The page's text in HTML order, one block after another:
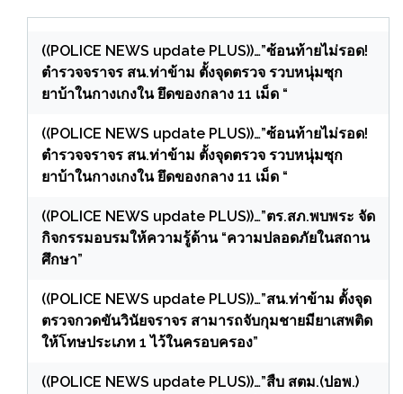
((POLICE NEWS update PLUS))…”ซ้อนท้ายไม่รอด!
ตำรวจจราจร สน.ท่าข้าม ตั้งจุดตรวจ รวบหนุ่มซุก
ยาบ้าในกางเกงใน ยึดของกลาง 11 เม็ด “
((POLICE NEWS update PLUS))…”ซ้อนท้ายไม่รอด!
ตำรวจจราจร สน.ท่าข้าม ตั้งจุดตรวจ รวบหนุ่มซุก
ยาบ้าในกางเกงใน ยึดของกลาง 11 เม็ด “
((POLICE NEWS update PLUS))…”ตร.สภ.พบพระ จัด
กิจกรรมอบรมให้ความรู้ด้าน “ความปลอดภัยในสถาน
ศึกษา”
((POLICE NEWS update PLUS))…”สน.ท่าข้าม ตั้งจุด
ตรวจกวดขันวินัยจราจร สามารถจับกุมชายมียาเสพติด
ให้โทษประเภท 1 ไว้ในครอบครอง”
((POLICE NEWS update PLUS))…”สืบ สตม.(ปอพ.)